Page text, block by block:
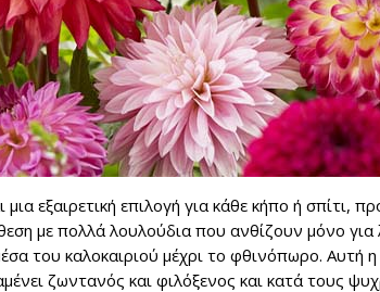
μια εξαιρετική επιλογή για κάθε κήπο ή
με πολλά λουλούδια που ανθίζουν μόνο για
του καλοκαιριού μέχρι το φθινόπωρο. Αυτή
ζωντανός και φιλόξενος και κατά τους